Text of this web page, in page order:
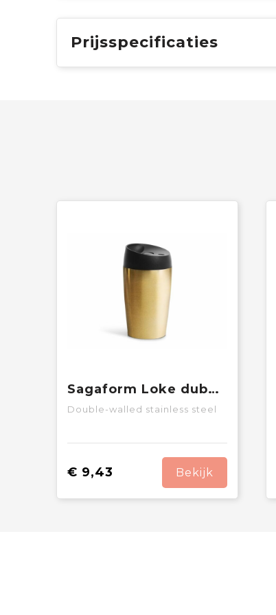
Prijsspecificaties
Sagaform Loke dubbelwandige mok 240ml
Double-walled stainless steel
€ 9,43 Bekijk